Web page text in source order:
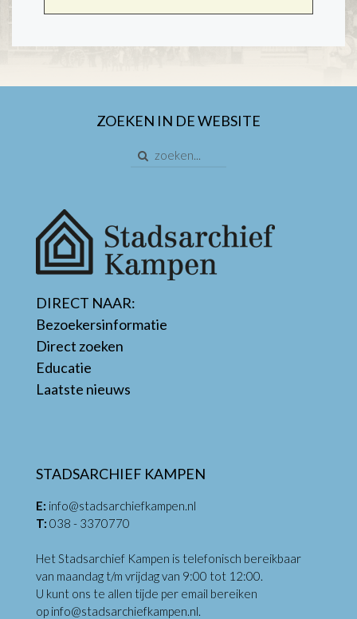
ZOEKEN IN DE WEBSITE
DIRECT NAAR:
Bezoekersinformatie
Direct zoeken
Educatie
Laatste nieuws
STADSARCHIEF KAMPEN
E: info@stadsarchiefkampen.nl
T: 038 - 3370770
Het Stadsarchief Kampen is telefonisch bereikbaar
van maandag t/m vrijdag van 9:00 tot 12:00.
U kunt ons te allen tijde per email bereiken
op info@stadsarchiefkampen.nl.